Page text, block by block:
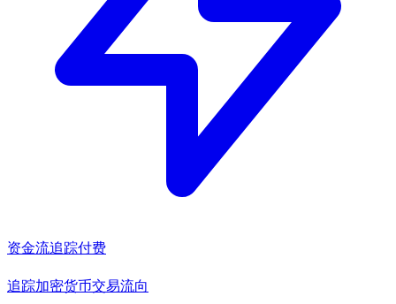
资金流追踪付费
追踪加密货币交易流向